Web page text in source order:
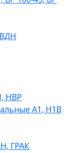
НВР
А1, Н1В
ГРАК